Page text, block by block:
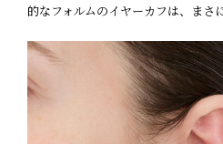
的なフォルムのイヤーカフは、まさ